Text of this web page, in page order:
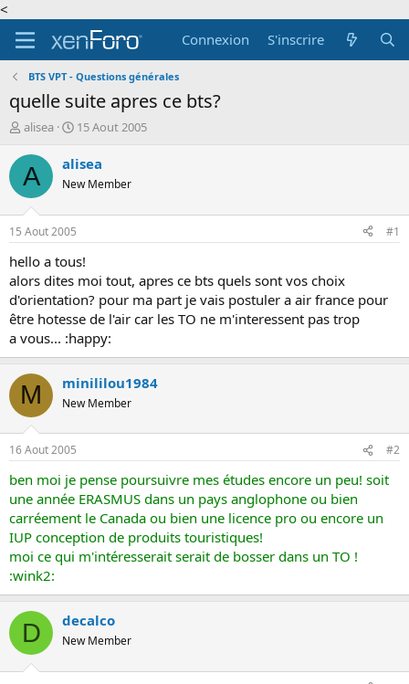
<
Connexion
S'inscrire
BTS VPT - Questions générales
quelle suite apres ce bts?
A
t
e
r
d
e
l
d
i
s
c
u
s
s
i
o
n
alisea
D
t
d
é
b
t
15 Aout 2005
A alisea
New Member
15 Aout 2005 #1
hello a tous!
alors dites moi tout, apres ce bts quels sont vos choix
d'orientation? pour ma part je vais postuler a air france pour
être hotesse de l'air car les TO ne m'interessent pas trop
a vous... :happy:
M minililou1984
New Member
16 Aout 2005 #2
ben moi je pense poursuivre mes études encore un peu! soit
une année ERASMUS dans un pays anglophone ou bien
carréement le Canada ou bien une licence pro ou encore un
IUP conception de produits touristiques!
moi ce qui m'intéresserait serait de bosser dans un TO !
:wink2:
D decalco
New Member